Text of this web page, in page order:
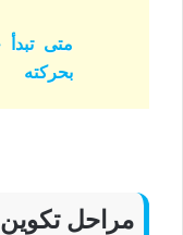
متى
بحركته
مراحل تكوين